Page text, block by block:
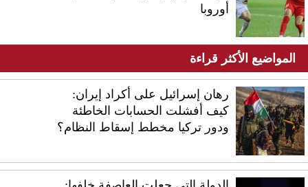
أوروبا
المواضيع الأكثر قراءة
رهان إسرائيل على أكراد إيران:
كيف أفشلت الحسابات الخاطئة
ودور تركيا مخطط إسقاط النظام؟